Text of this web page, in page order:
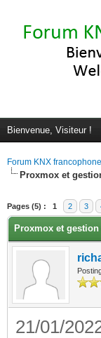
Bienvenue, Visiteur !
Forum KNX
Proxmox et
Pages (5) : 1 2 3
Proxmox et
21/01/